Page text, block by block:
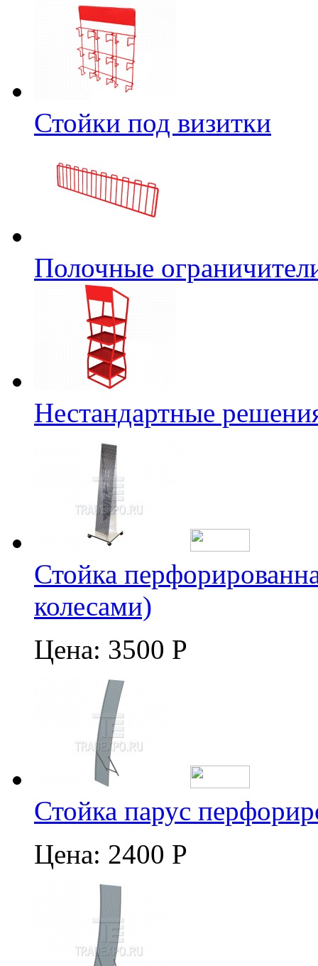
Стойки под визитки
Полочные
Нестандартные
Стойка
колесами)
Цена: 3500 Р
Стойка парус
Цена: 2400 Р